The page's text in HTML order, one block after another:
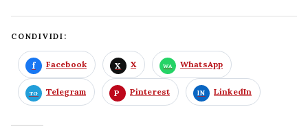
CONDIVIDI:
Facebook X WhatsApp
Telegram Pinterest LinkedIn